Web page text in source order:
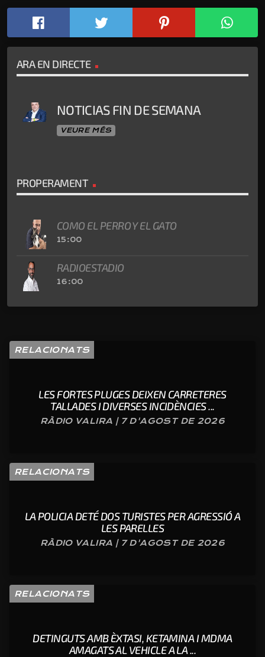
ARA EN DIRECTE
NOTICIAS FIN DE SEMANA
VEURE MÉS
PROPERAMENT
COMO EL PERRO Y EL GATO
15:00
RADIOESTADIO
16:00
RELACIONATS
LES FORTES PLUGES DEIXEN CARRETERES
TALLADES I DIVERSES INCIDÈNCIES ...
RÀDIO VALIRA | 7 D'AGOST DE 2026
RELACIONATS
LA POLICIA DETÉ DOS TURISTES PER AGRESSIÓ A
LES PARELLES
RÀDIO VALIRA | 7 D'AGOST DE 2026
RELACIONATS
DETINGUTS AMB ÈXTASI, KETAMINA I MDMA
AMAGATS AL VEHICLE A LA ...